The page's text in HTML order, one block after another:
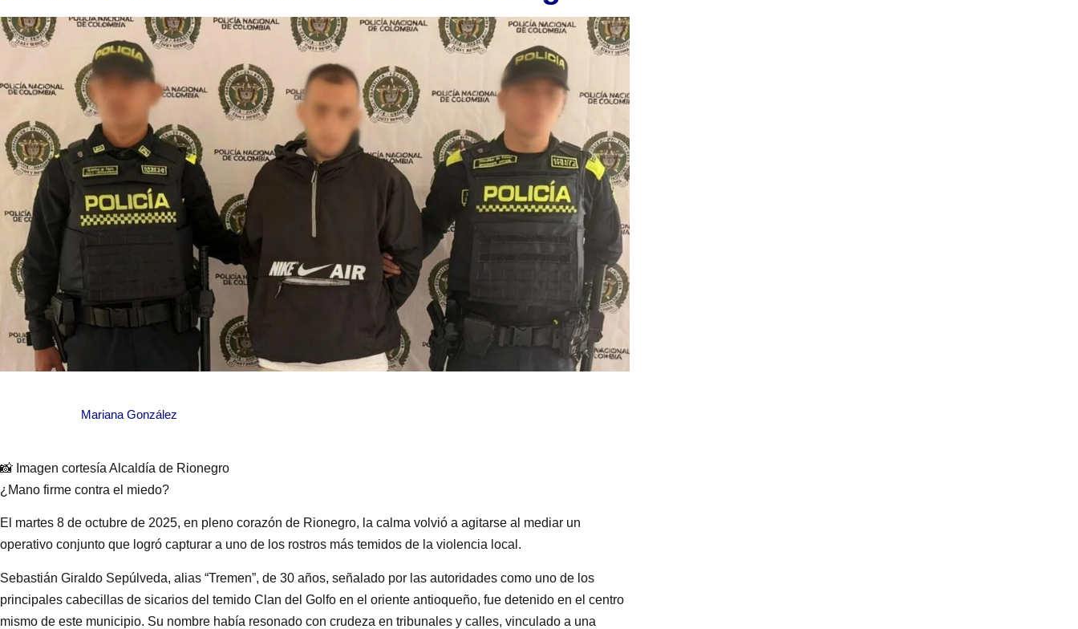
Mariana González
📸 Imagen cortesía Alcaldía de Rionegro
¿Mano firme contra el miedo?
El martes 8 de octubre de 2025, en pleno corazón de Rionegro, la calma volvió a agitarse al mediar un
operativo conjunto que logró capturar a uno de los rostros más temidos de la violencia local.
Sebastián Giraldo Sepúlveda, alias “Tremen”, de 30 años, señalado por las autoridades como uno de los
principales cabecillas de sicarios del temido Clan del Golfo en el oriente antioqueño, fue detenido en el centro
mismo de este municipio. Su nombre había resonado con crudeza en tribunales y calles, vinculado a una